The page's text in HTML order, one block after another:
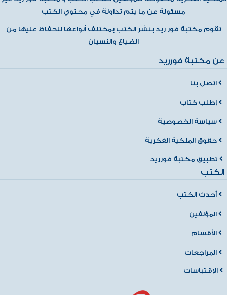
مسئولة عن ما يتم تداولة في محتوي الكتب
تقوم مكتبة فور ريد بنشر الكتب بمختلف أنواعها للحفاظ عليها من
الضياع والنسيان
عن مكتبة فورريد
اتصل بنا
إطلب كتاب
سياسة الخصوصية
حقوق الملكية الفكرية
تطبيق مكتبة فورريد
الكتب
أحدث الكتب
المؤلفين
الأقسام
المراجعات
الإقتباسات